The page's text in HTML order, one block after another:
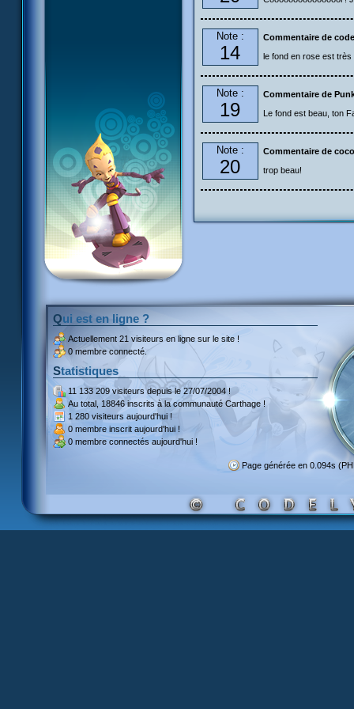
Note :
14
Commentaire de
le fond en rose est très
Note :
19
Commentaire de
Le fond est beau, ton
Note :
20
Commentaire de
trop beau!
Qui est en ligne ?
Actuellement 21 visiteurs en ligne sur le site !
0 membre connecté.
Statistiques
11 133 209 visiteursdepuis le 27/07/2004 !
Au total, 18846 inscritsà la communauté Carthage !
1 280 visiteurs aujourd'hui !
0 membre inscrit aujourd'hui !
0 membre connectés aujourd'hui !
Page générée en 0.094s